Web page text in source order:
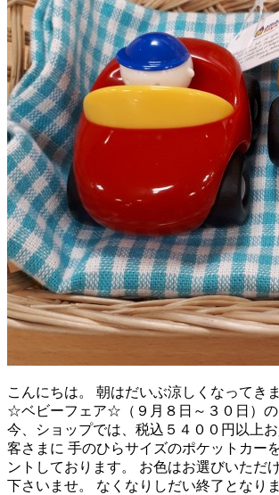
こんにちは。 朝はだいぶ涼しくなってき
☆ベビーフェア☆（９月８日～３０日）の
今、ショップでは、税込５４００円以上
客さまに 手のひらサイズのポケットカー
ントしております。 お色はお選びいただ
下さいませ。 なくなりしだい終了となり